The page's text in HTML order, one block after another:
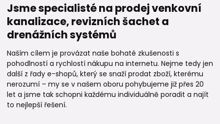
Jsme specialisté na prodej venkovní
kanalizace, revizních šachet a
drenážních systémů
Naším cílem je provázat naše bohaté zkušenosti s
pohodlností a rychlostí nákupu na internetu. Nejme tedy jen
další z řady e-shopů, který se snaží prodat zboží, kterému
nerozumí – my se v našem oboru pohybujeme již přes 20
let a jsme tak schopni každému individuálně poradit a najít
to nejlepší řešení.